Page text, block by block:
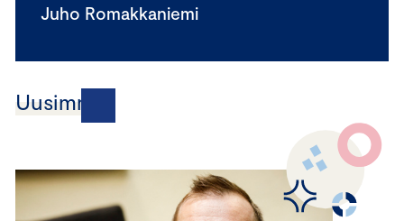
Juho Romakkaniemi
Uusimmat